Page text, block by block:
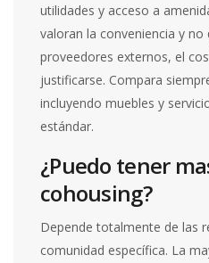
utilidades y acceso a
valoran la conveniencia y
proveedores externos, el
justificarse. Compara
incluyendo muebles y
estándar.
¿Puedo tener
cohousing?
Depende totalmente de las
comunidad específica. La